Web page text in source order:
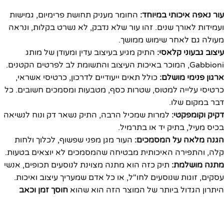
עור נאפה איכותי במיוחד: החומר מעניק תחושת פרימיום, גמישות
ועמידות לאורך שנים. זהו עור שלא נדבק, לא נשרט בקלות, ונראה
מעולה גם לאחר שימוש ממושך.
עיצוב גבעוני קלאסי: התיק מגיע בעיצוב עדין ומעודן של מותג
Gabbioni, המוכר באיכות העיצוב והתשומת לב לפרטים הקטנים.
ארגון פנימי מושלם: כולל תאים ייעודיים לדרכון, כרטיסי אשראי,
כרטיסי עלייה למטוס, שטרות כסף, מטבעות ומסמכים חשובים. כל
דבר במקום שלו.
דקיק וקומפקטי: למרות שמכיל הרבה, התיק נשאר דק ונוח לנשיאה
בכיס מעיל, בתיק יד או בתרמיל.
הגנה מלאה על המסמכים: העור מגן מפני שפשוף, לכלוך ולחות
קלה, והתפירה האיכותית מבטיחה שהמסמכים לא יוצאים בטעות.
מתנה מושלמת: תיק כזה הוא מתנה מצוינת לנוסעים תכופים, אנשי
עסקים, זוגות שנוסעים לחו"ל, או כל אדם שמעריך עיצוב ואיכות.
היתרון הגדול ביותר של המוצר הזה הוא שהוא חוסך זמן וכאב